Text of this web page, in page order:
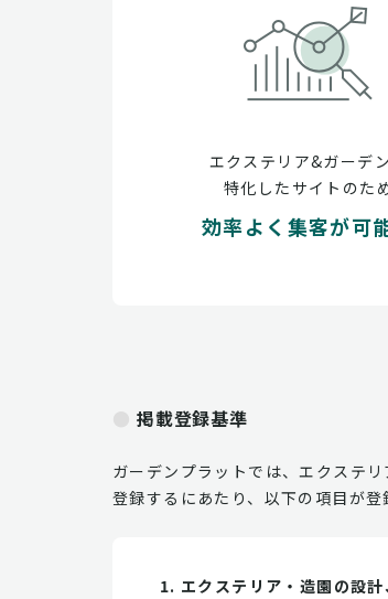
エクステリア&ガーデ
特化したサイトのた
効率よく集客が可
掲載登録基準
ガーデンプラットでは、エクステ
登録するにあたり、以下の項目が登
エクステリア・造園の設